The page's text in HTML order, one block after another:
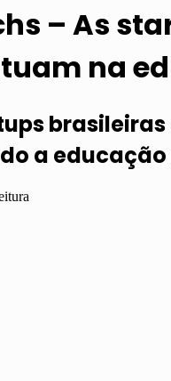
– As
na
a educação